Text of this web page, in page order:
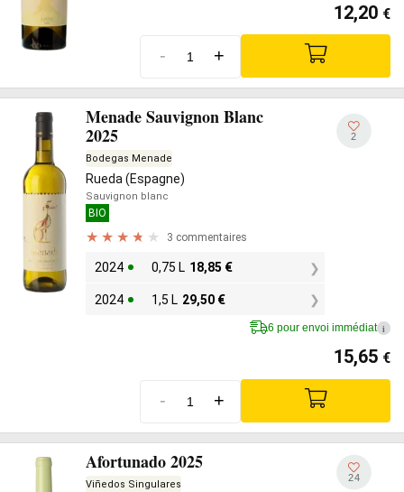
12,20 €
- +
Menade Sauvignon Blanc
2025
Bodegas Menade
Rueda (Espagne)
Sauvignon blanc
BIO
3 commentaires
2024 0,75 L 18,85 €
2024 1,5 L 29,50 €
2
6 pour envoi immédiat i
15,65 €
- +
Afortunado 2025
Viñedos Singulares
24